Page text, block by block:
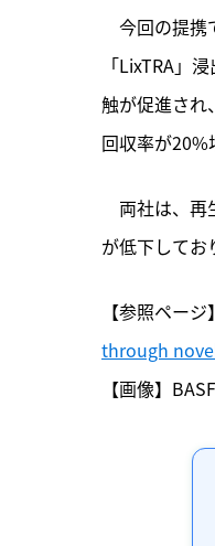
今回の提携
「LixTRA」
触が促進され
回収率が20%
両社は、再
が低下してお
【参照ページ】
through
【画像】BASF